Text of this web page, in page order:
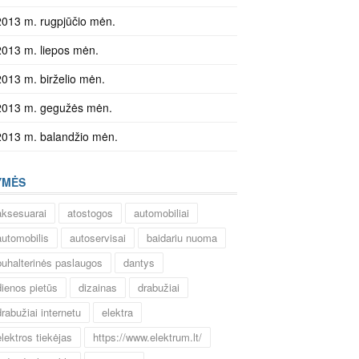
m. rugpjūčio mėn.
m. liepos mėn.
m. birželio mėn.
m. gegužės mėn.
m. balandžio mėn.
atostogos
automobiliai
autoservisai
baidariu nuoma
paslaugos
dantys
pietūs
dizainas
drabužiai
internetu
elektra
tiekėjas
https://www.elektrum.lt/